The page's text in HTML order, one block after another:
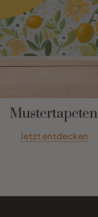
Mustertapeten
Jetzt entdecken